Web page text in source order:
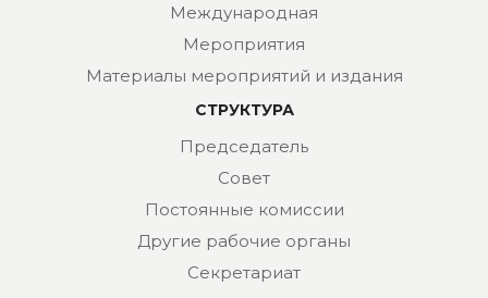
Международная
Мероприятия
Материалы мероприятий и издания
СТРУКТУРА
Председатель
Совет
Постоянные комиссии
Другие рабочие органы
Секретариат